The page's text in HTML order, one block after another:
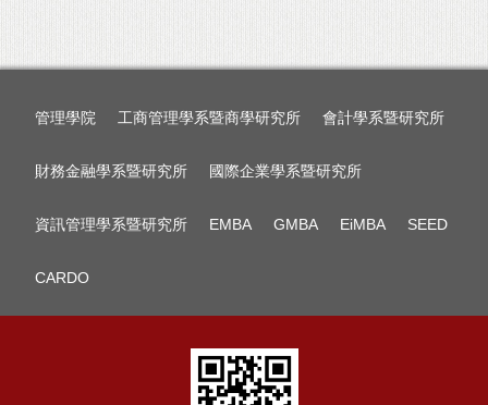
管理學院 工商管理學系暨商學研究所 會計學系暨研究所
財務金融學系暨研究所 國際企業學系暨研究所
資訊管理學系暨研究所 EMBA GMBA EiMBA SEED
CARDO